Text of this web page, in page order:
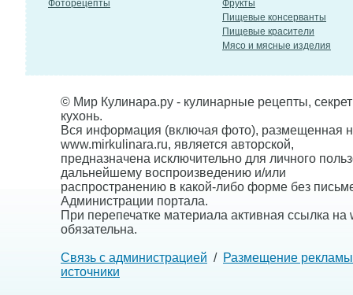
Фоторецепты
Фрукты
Пищевые консерванты
Пищевые красители
Мясо и мясные изделия
© Мир Кулинара.ру - кулинарные рецепты,
кухонь.
Вся информация (включая фото), размещенная
www.mirkulinara.ru, является авторской,
предназначена исключительно для личного
дальнейшему воспроизведению и/или
распространению в какой-либо форме без
Администрации портала.
При перепечатке материала активная ссылка на
обязательна.
Связь с администрацией / Размещение рекламы
источники